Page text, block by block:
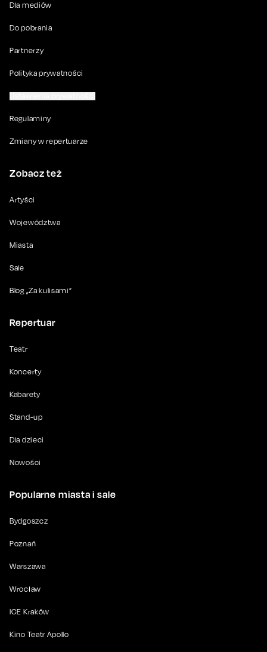
Dla mediów
Do pobrania
Partnerzy
Polityka prywatności
Regulaminy
Zmiany w repertuarze
Zobacz też
Artyści
Województwa
Miasta
Sale
Blog „Za kulisami”
Repertuar
Teatr
Koncerty
Kabarety
Stand-up
Dla dzieci
Nowości
Popularne miasta i sale
Bydgoszcz
Poznań
Warszawa
Wrocław
ICE Kraków
Kino Teatr Apollo